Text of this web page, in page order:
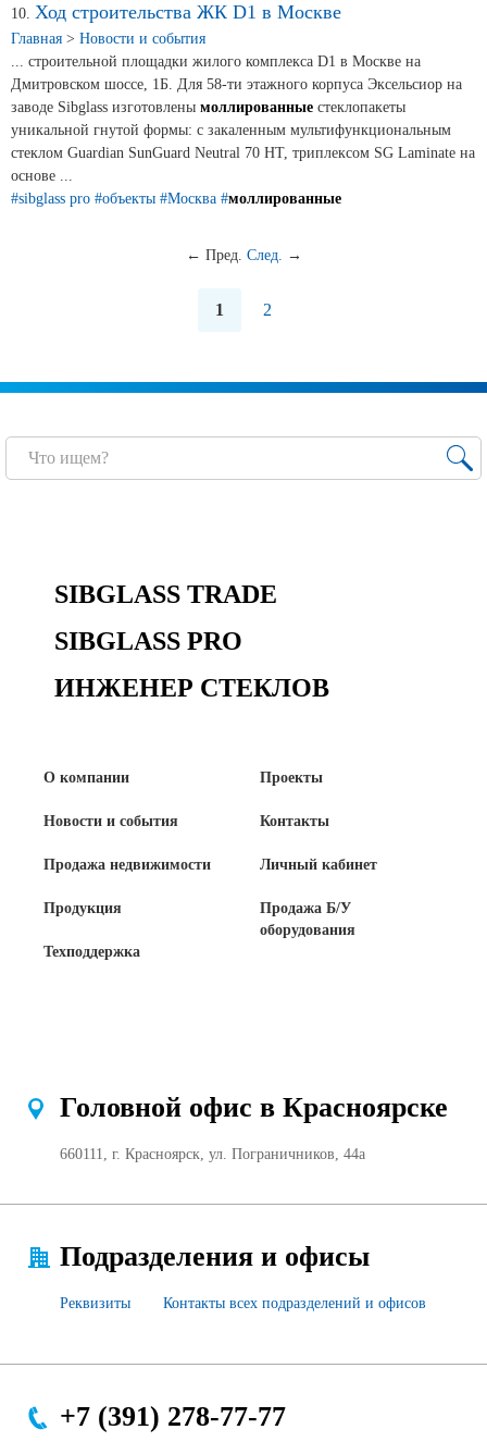
10. Ход строительства ЖК D1 в Москве
Главная > Новости и события
... строительной площадки жилого комплекса D1 в Москве на
Дмитровском шоссе, 1Б. Для 58-ти этажного корпуса Эксельсиор на
заводе Sibglass изготовлены моллированные стеклопакеты
уникальной гнутой формы: с закаленным мультифункциональным
стеклом Guardian SunGuard Neutral 70 HT, триплексом SG Laminate на
основе ...
#sibglass pro #объекты #Москва #моллированные
← Пред. След. →
1 2
SIBGLASS TRADE
SIBGLASS PRO
ИНЖЕНЕР СТЕКЛОВ
О компании
Новости и события
Продажа недвижимости
Продукция
Техподдержка
Проекты
Контакты
Личный кабинет
Продажа Б/У
оборудования
Головной офис в Красноярске
660111, г. Красноярск, ул. Пограничников, 44а
Подразделения и офисы
Реквизиты Контакты всех подразделений и офисов
+7 (391) 278-77-77